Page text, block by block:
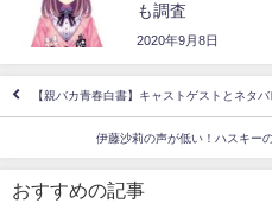
も調査
2020年9月8日
【親バカ青春白書】キャストゲストとネタ
伊藤沙莉の声が低い！ハスキー
おすすめの記事